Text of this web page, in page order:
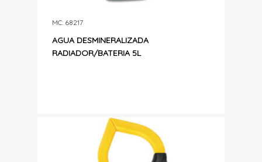
AGUA DESMINERALIZADA
RADIADOR/BATERIA 5L
MC: 68217